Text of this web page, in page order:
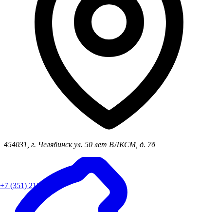
+7 (351) 218-82-90
454031, г. Челябинск ул. 50 лет ВЛКСМ, д. 7б